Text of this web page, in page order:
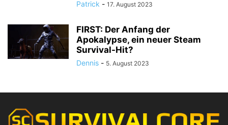
Patrick - 17. August 2023
FIRST: Der Anfang der
Apokalypse, ein neuer Steam
Survival-Hit?
Dennis - 5. August 2023